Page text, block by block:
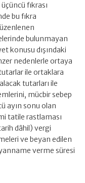
fıkrası
bu fıkra
bulunmayan
konusu dışındaki
nedenlerle ortaya
ile ortaklara
tutarları ile
mücbir sebep
ayın sonu olan
tatile rastlaması
dâhil) vergi
ve beyan edilen
verme süresi